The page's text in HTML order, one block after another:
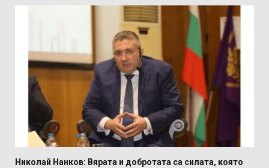
Николай Нанков: Вярата и добротата са силата, която